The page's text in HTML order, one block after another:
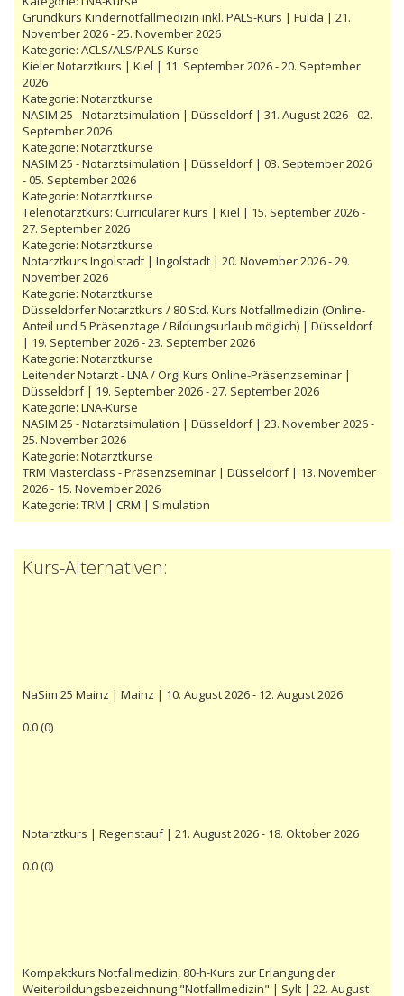
Grundkurs Kindernotfallmedizin inkl. PALS-Kurs | Fulda | 21.
November 2026 - 25. November 2026
Kategorie: ACLS/ALS/PALS Kurse
Kieler Notarztkurs | Kiel | 11. September 2026 - 20. September
2026
Kategorie: Notarztkurse
NASIM 25 - Notarztsimulation | Düsseldorf | 31. August 2026 - 02.
September 2026
Kategorie: Notarztkurse
NASIM 25 - Notarztsimulation | Düsseldorf | 03. September 2026
- 05. September 2026
Kategorie: Notarztkurse
Telenotarztkurs: Curriculärer Kurs | Kiel | 15. September 2026 -
27. September 2026
Kategorie: Notarztkurse
Notarztkurs Ingolstadt | Ingolstadt | 20. November 2026 - 29.
November 2026
Kategorie: Notarztkurse
Düsseldorfer Notarztkurs / 80 Std. Kurs Notfallmedizin (Online-
Anteil und 5 Präsenztage / Bildungsurlaub möglich) | Düsseldorf
| 19. September 2026 - 23. September 2026
Kategorie: Notarztkurse
Leitender Notarzt - LNA / Orgl Kurs Online-Präsenzseminar |
Düsseldorf | 19. September 2026 - 27. September 2026
Kategorie: LNA-Kurse
NASIM 25 - Notarztsimulation | Düsseldorf | 23. November 2026 -
25. November 2026
Kategorie: Notarztkurse
TRM Masterclass - Präsenzseminar | Düsseldorf | 13. November
2026 - 15. November 2026
Kategorie: TRM | CRM | Simulation
Kurs-Alternativen:
NaSim 25 Mainz | Mainz | 10. August 2026 - 12. August 2026
0.0(0)
Notarztkurs | Regenstauf | 21. August 2026 - 18. Oktober 2026
0.0(0)
Kompaktkurs Notfallmedizin, 80-h-Kurs zur Erlangung der
Weiterbildungsbezeichnung "Notfallmedizin" | Sylt | 22. August